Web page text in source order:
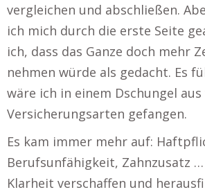
vergleichen und abschließen.
ich mich durch die erste Seite
ich, dass das Ganze doch mehr
nehmen würde als gedacht. Es
wäre ich in einem Dschungel
Versicherungsarten gefangen.
Es kam immer mehr auf:
Berufsunfähigkeit, Zahnzusatz
Klarheit verschaffen und